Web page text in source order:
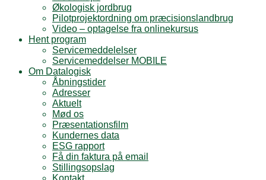
Økologisk jordbrug
Pilotprojektordning om præcisionslandbrug
Video – optagelse fra onlinekursus
Hent program
Servicemeddelelser
Servicemeddelser MOBILE
Om Datalogisk
Åbningstider
Adresser
Aktuelt
Mød os
Præsentationsfilm
Kundernes data
ESG rapport
Få din faktura på email
Stillingsopslag
Kontakt